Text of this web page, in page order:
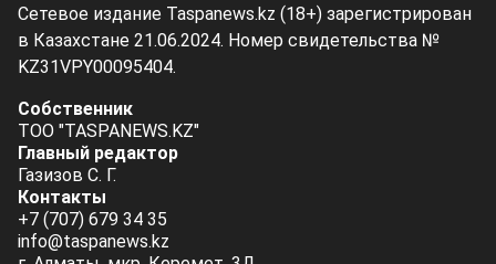
Сетевое издание Taspanews.kz (18+) зарегистрирован
в Казахстане 21.06.2024. Номер свидетельства №
KZ31VPY00095404.
Собственник
ТОО "TASPANEWS.KZ"
Главный редактор
Газизов С. Г.
Контакты
+7 (707) 679 34 35
info@taspanews.kz